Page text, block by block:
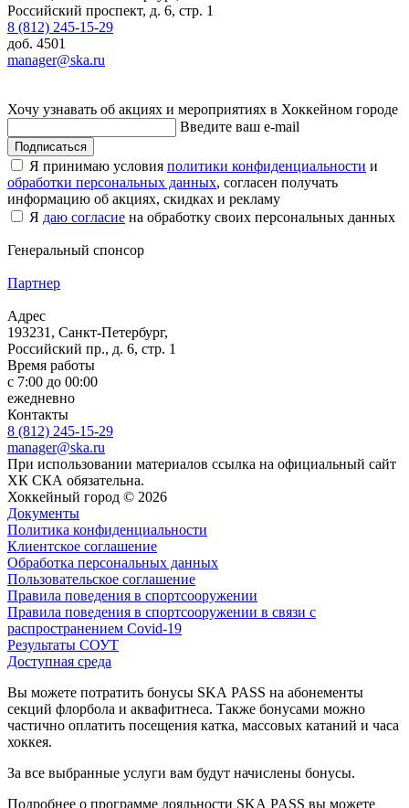
Российский проспект, д. 6, стр. 1
8 (812) 245-15-29
доб. 4501
manager@ska.ru
Хочу узнавать об акциях и мероприятиях в Хоккейном городе
Введите ваш e-mail
Подписаться
Я принимаю условия политики конфиденциальности и
обработки персональных данных, согласен получать
информацию об акциях, скидках и рекламу
Я даю согласие на обработку своих персональных данных
Генеральный спонсор
Партнер
Адрес
193231, Санкт-Петербург,
Российский пр., д. 6, стр. 1
Время работы
с 7:00 до 00:00
ежедневно
Контакты
8 (812) 245-15-29
manager@ska.ru
При использовании материалов ссылка на официальный сайт
ХК СКА обязательна.
Хоккейный город © 2026
Документы
Политика конфиденциальности
Клиентское соглашение
Обработка персональных данных
Пользовательское соглашение
Правила поведения в спортсооружении
Правила поведения в спортсооружении в связи с
распространением Covid-19
Результаты СОУТ
Доступная среда
Вы можете потратить бонусы SKA PASS на абонементы
секций флорбола и аквафитнеса. Также бонусами можно
частично оплатить посещения катка, массовых катаний и часа
хоккея.
За все выбранные услуги вам будут начислены бонусы.
Подробнее о программе лояльности SKA PASS вы можете